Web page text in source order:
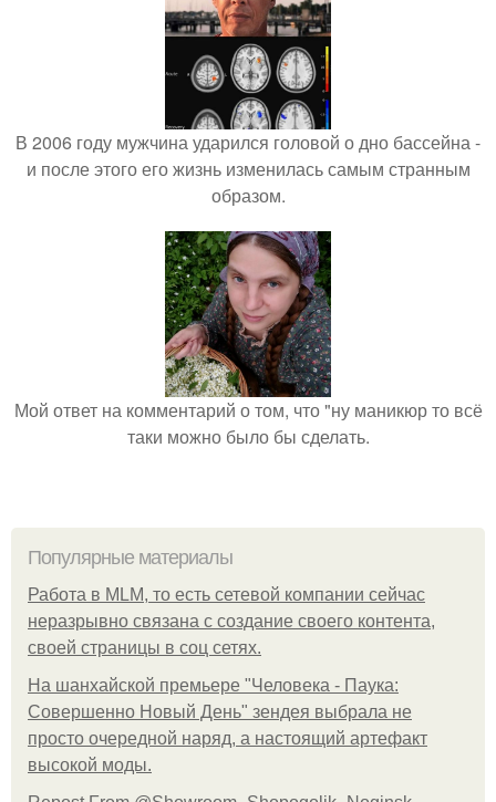
В 2006 году мужчина ударился головой о дно бассейна -
и после этого его жизнь изменилась самым странным
образом.
Мой ответ на комментарий о том, что "ну маникюр то всё
таки можно было бы сделать.
Популярные материалы
Работа в MLM, то есть сетевой компании сейчас
неразрывно связана с создание своего контента,
своей страницы в соц сетях.
На шанхайской премьере "Человека - Паука:
Совершенно Новый День" зендея выбрала не
просто очередной наряд, а настоящий артефакт
высокой моды.